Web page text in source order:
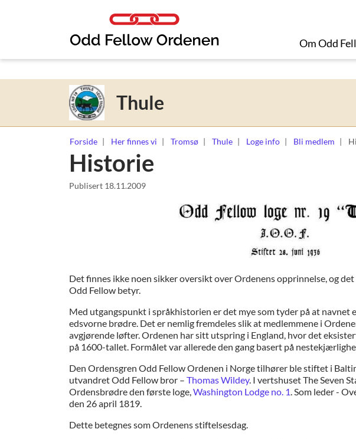
Om Odd
Thule
Forside Her finnes vi Tromsø Thule Loge info Bli medlem
Historie
Publisert 18.11.2009
Det finnes ikke noen sikker oversikt over Ordenens opprinnelse, og
Odd Fellow betyr.
Med utgangspunkt i språkhistorien er det mye som tyder på at navnet
edsvorne brødre. Det er nemlig fremdeles slik at medlemmene i
avgjørende løfter. Ordenen har sitt utspring i England, hvor det
på 1600-tallet. Formålet var allerede den gang basert på
Den Ordensgren Odd Fellow Ordenen i Norge tilhører ble stiftet i
utvandret Odd Fellow bror – Thomas Wildey. I vertshuset The Seven
Ordensbrødre den første loge, Washington Lodge no. 1 . Som leder -
den 26 april 1819.
Dette betegnes som Ordenens stiftelsesdag.